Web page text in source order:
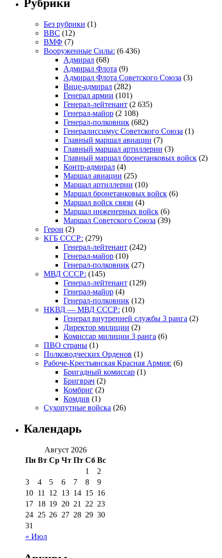
Рубрики
Без рубрики (1)
ВВС (12)
ВМФ (7)
Вооруженные Силы: (6 436)
Адмирал (68)
Адмирал Флота (9)
Адмирал Флота Советского Союза (3)
Вице-адмирал (282)
Генерал армии (101)
Генерал-лейтенант (2 635)
Генерал-майор (2 108)
Генерал-полковник (682)
Генералиссимус Советского Союза (1)
Главный маршал авиации (7)
Главный маршал артиллерии (3)
Главный маршал бронетанковых войск (2)
Контр-адмирал (4)
Маршал авиации (25)
Маршал артиллерии (10)
Маршал бронетанковых войск (6)
Маршал войск связи (4)
Маршал инженерных войск (6)
Маршал Советского Союза (39)
Герои (2)
КГБ СССР: (279)
Генерал-лейтенант (242)
Генерал-майор (10)
Генерал-полковник (27)
МВД СССР: (145)
Генерал-лейтенант (129)
Генерал-майор (4)
Генерал-полковник (12)
НКВД — МВД СССР: (10)
Генерал внутренней службы 3 ранга (2)
Директор милиции (2)
Комиссар милиции 3 ранга (6)
ПВО страны (1)
Полководческих Орденов (1)
Рабоче-Крестьянская Красная Армия: (6)
Бригадный комиссар (1)
Бригврач (2)
Комбриг (2)
Комдив (1)
Сухопутные войска (26)
Календарь
Август 2026
Пн Вт Ср Чт Пт Сб Вс
« Июл
1
2
3
4 5 6 7 8
9
10 11 12 13 14 15 16
17 18 19 20 21 22 23
24 25 26 27 28 29 30
31